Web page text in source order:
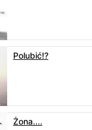
Polubić!?
Żona....